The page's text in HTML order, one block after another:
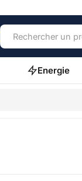
Energie